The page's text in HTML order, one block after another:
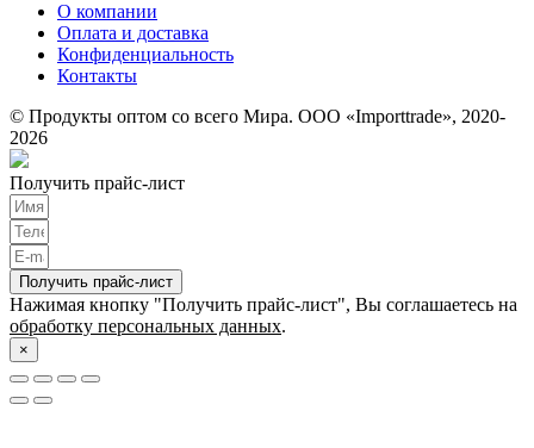
О компании
Оплата и доставка
Конфиденциальность
Контакты
© Продукты оптом со всего Мира. ООО «Importtrade», 2020-
2026
Получить прайс-лист
Получить прайс-лист
Нажимая кнопку "Получить прайс-лист", Вы соглашаетесь на
обработку персональных данных.
×